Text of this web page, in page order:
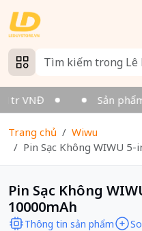
VNĐ Sản
Trang chủ
Wiwu
Pin Sạc Không WIWU
Pin Sạc Không
10000mAh
Thông tin sản phẩm